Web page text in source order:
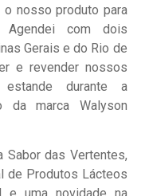
o nosso produto para
Agendei com dois
Gerais e do Rio de
e revender nossos
durante a
da marca Walyson
Sabor das Vertentes,
de Produtos Lácteos